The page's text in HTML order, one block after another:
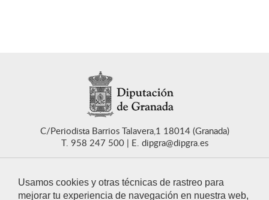
Usamos cookies y otras técnicas de rastreo para
mejorar tu experiencia de navegación en nuestra web,
C/Periodista Barrios Talavera,1 18014 (Granada)
T. 958 247 500
E. dipgra@dipgra.es